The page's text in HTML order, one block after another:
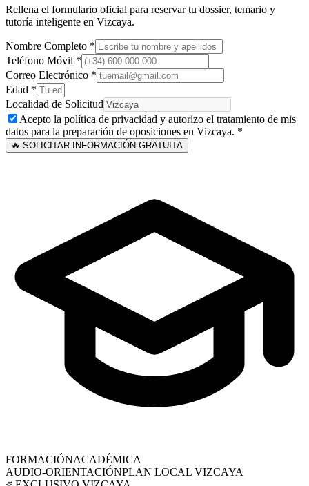
Rellena el formulario oficial para reservar tu dossier, temario y
tutoría inteligente en Vizcaya.
Nombre Completo *
Teléfono Móvil *
Correo Electrónico *
Edad *
Localidad de Solicitud
Acepto la política de privacidad y autorizo el tratamiento de mis
datos para la preparación de oposiciones en Vizcaya. *
🔥 SOLICITAR INFORMACIÓN GRATUITA
FORMACIÓNACADÉMICA
AUDIO-ORIENTACIÓNPLAN LOCAL VIZCAYA